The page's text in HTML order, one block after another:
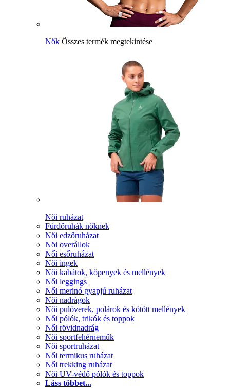
Nők Összes termék megtekintése
Női ruházat
Fürdőruhák nőknek
Női edzőruházat
Nöi overállok
Női esőruházat
Női ingek
Női kabátok, köpenyek és mellények
Női leggings
Női merinó gyapjú ruházat
Női nadrágok
Női pulóverek, polárok és kötött mellények
Női pólók, trikók és toppok
Női rövidnadrág
Női sportfehérneműk
Női sportruházat
Női termikus ruházat
Női trekking ruházat
Női UV-védő pólók és toppok
Láss többet...